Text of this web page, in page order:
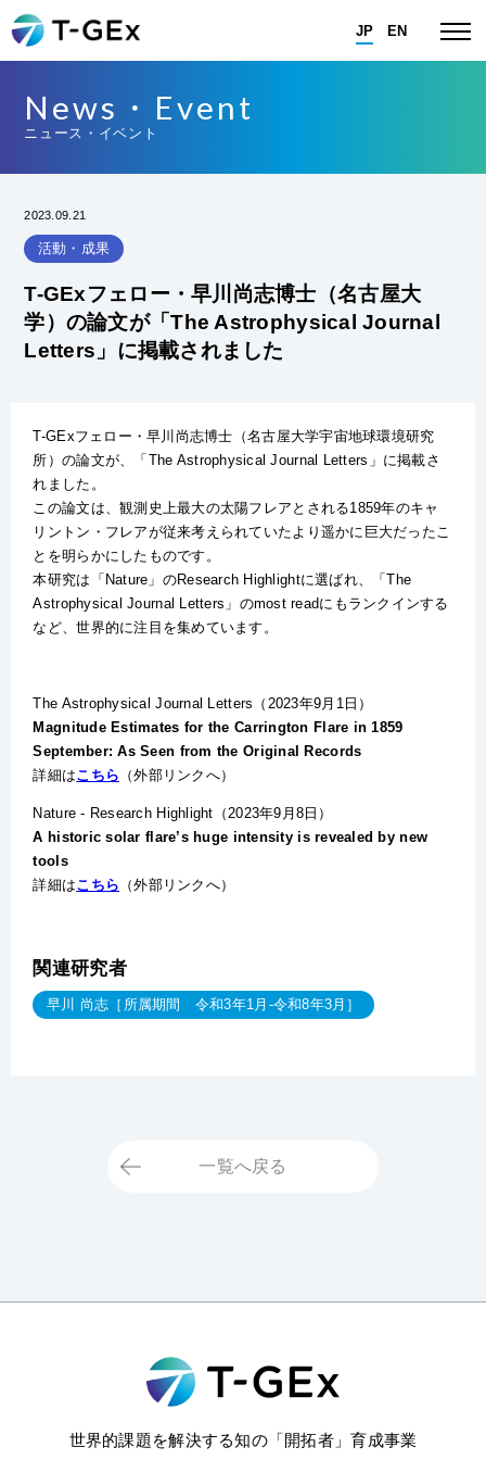
JP EN
News・Event
ニュース・イベント
2023.09.21
活動・成果
T-GExフェロー・早川尚志博士（名古屋大
学）の論文が「The Astrophysical Journal
Letters」に掲載されました
T-GExフェロー・早川尚志博士（名古屋大学宇宙地球環境研究
所）の論文が、「 The Astrophysical Journal Letters 」に掲載さ
れました。
この論文は、観測史上最大の太陽フレアとされる1859年のキャ
リントン・フレアが従来考えられていたより遥かに巨大だったこ
とを明らかにしたものです。
本研究は「 Nature 」のResearch Highlightに選ばれ、「The
Astrophysical Journal Letters」 のmost readにもランクインする
など、世界的に注目を集めています。
The Astrophysical Journal Letters（2023年9月1日）
Magnitude Estimates for the Carrington Flare in 1859
September: As Seen from the Original Records
詳細はこちら （外部リンクへ）
Nature - Research Highlight（2023年9月8日）
A historic solar flare’s huge intensity is revealed by new
tools
詳細はこちら （外部リンクへ）
関連研究者
早川 尚志［所属期間 令和3年1月-令和8年3月］
一覧へ戻る
世界的課題を解決する知の「開拓者」育成事業